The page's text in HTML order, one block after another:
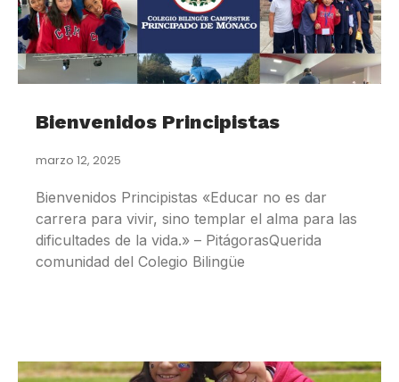
Bienvenidos Principistas
marzo 12, 2025
Bienvenidos Principistas «Educar no es dar
carrera para vivir, sino templar el alma para las
dificultades de la vida.» – PitágorasQuerida
comunidad del Colegio Bilingüe